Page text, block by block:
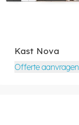
Kast Nova
Offerte aanvragen